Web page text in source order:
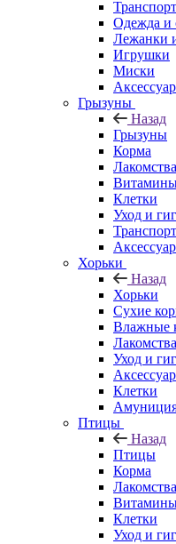
Одежда и
Лежанки
Игрушки
Миски
Грызуны
Назад
Грызуны
Корма
Лакомства
Клетки
Уход и
Хорьки
Назад
Хорьки
Сухие
Влажные
Лакомства
Уход и
Клетки
Птицы
Назад
Птицы
Корма
Лакомства
Клетки
Уход и